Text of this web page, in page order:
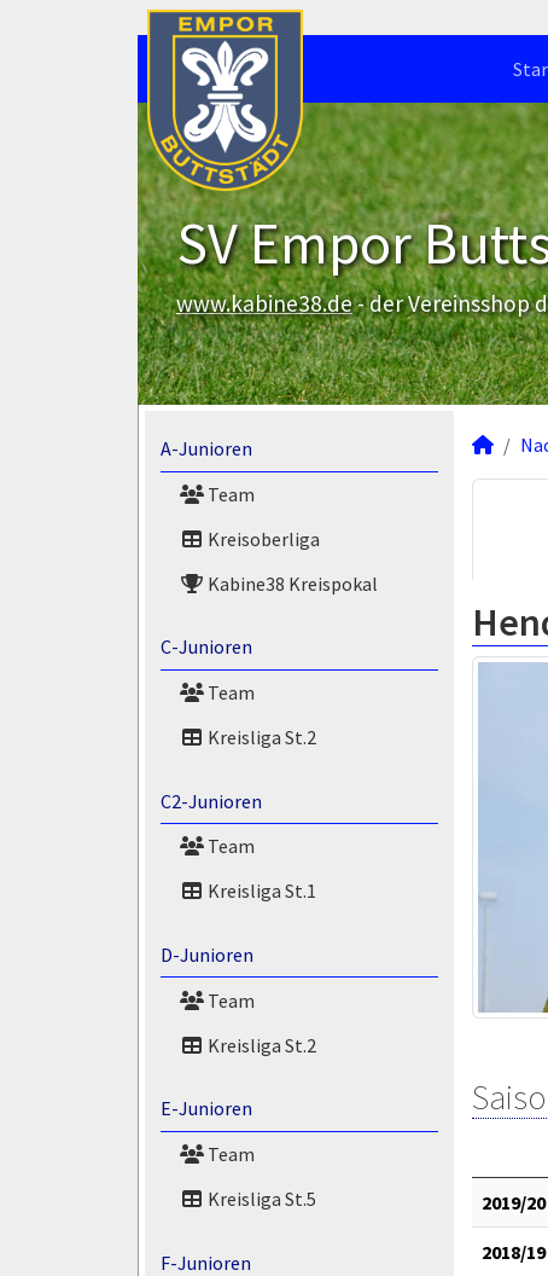
SV Empor
www.kabine38.de- der Vereinsshop
A-Junioren
Team
Kreisoberliga
Kabine38 Kreispokal
C-Junioren
Team
Kreisliga St.2
C2-Junioren
Team
Kreisliga St.1
D-Junioren
Team
Kreisliga St.2
E-Junioren
Team
Kreisliga St.5
F-Junioren
2019/20
2018/19